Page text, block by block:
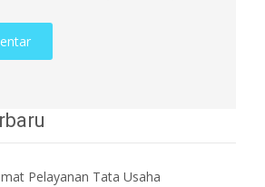
Pelayanan Tata Usaha